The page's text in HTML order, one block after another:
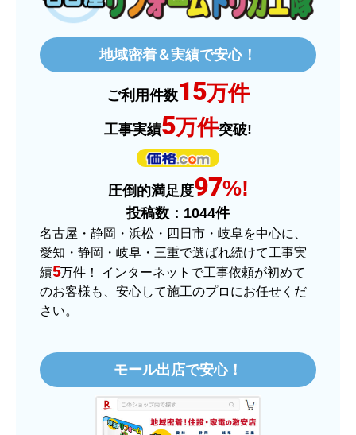
欲しい商品をスムーズに注文できましたか？
はい
ショップからの連絡や対応は適切でしたか？
商品の梱包は必要十分なものでしたか？
またこのショップを利用したいですか？
はい
【注文商品】ヒーター・ストーブ 【注
文時期】2025年11月頃（モバイルから）
【このショップを選んだ理由は？】
【注文からどのくらいで届きましたか？】
3日程で届きました。発送作業が早かったです。
地域密着＆実績で安心！
ご利用件数15万件
工事実績5万件突破!
圧倒的満足度97%!
投稿数： 1044件
名古屋・静岡・浜松・四日市・岐阜を中心に、
愛知・静岡・岐阜・三重で選ばれ続けて工事実
績5万件！ インターネットで工事依頼が初めて
のお客様も、安心して施工のプロにお任せくだ
さい。
モール出店で安心！